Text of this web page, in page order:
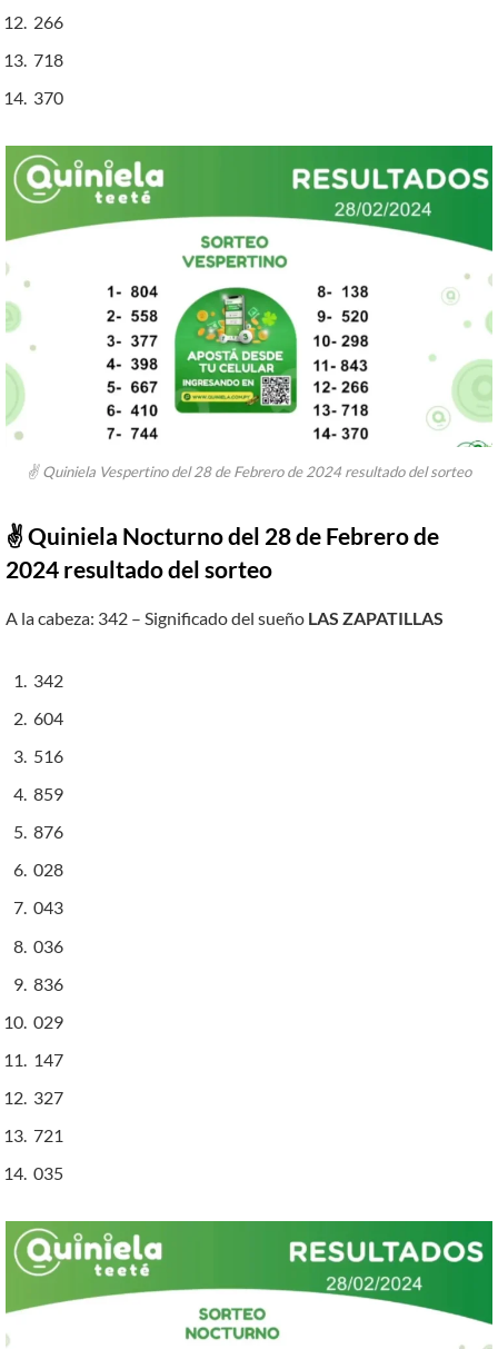
266
718
370
✌ Quiniela Vespertino del 28 de Febrero de 2024 resultado del sorteo
✌ Quiniela Nocturno del 28 de Febrero de
2024 resultado del sorteo
A la cabeza: 342 – Significado del sueño LAS ZAPATILLAS
342
604
516
859
876
028
043
036
836
029
147
327
721
035